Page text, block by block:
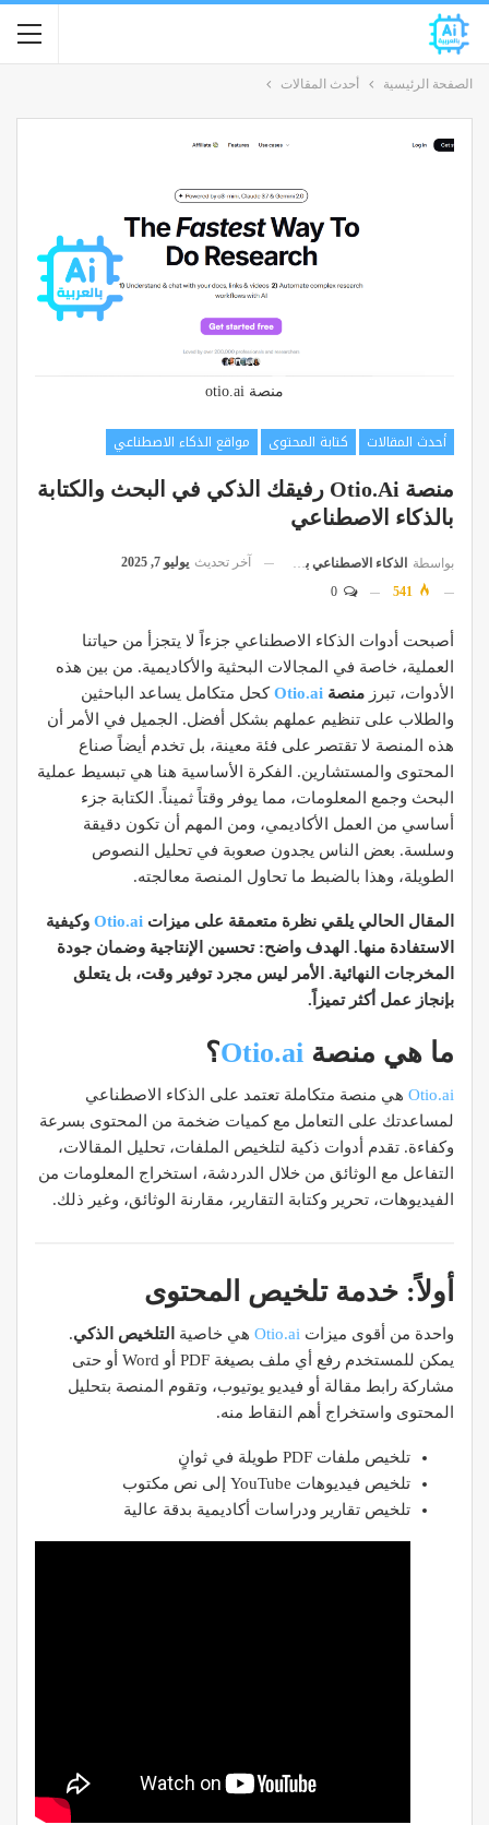
الصفحة الرئيسية أحدث المقالات
منصة otio.ai
أحدث المقالات كتابة المحتوى
مواقع الذكاء الاصطناعي
منصة Otio.ai رفيقك الذكي في البحث والكتابة
بالذكاء الاصطناعي
بواسطة الذكاء الاصطناعي بالعربية آخر تحديث يوليو 7, 2025
أصبحت أدوات الذكاء الاصطناعي جزءاً لا يتجزأ من حياتنا
العملية، خاصة في المجالات البحثية والأكاديمية. من بين هذه
الأدوات، تبرز منصة Otio.aiكحل متكامل يساعد الباحثين
والطلاب على تنظيم عملهم بشكل أفضل. الجميل في الأمر أن
هذه المنصة لا تقتصر على فئة معينة، بل تخدم أيضاً صناع
المحتوى والمستشارين. الفكرة الأساسية هنا هي تبسيط عملية
البحث وجمع المعلومات، مما يوفر وقتاً ثميناً. الكتابة جزء
أساسي من العمل الأكاديمي، ومن المهم أن تكون دقيقة
وسلسة. بعض الناس يجدون صعوبة في تحليل النصوص
الطويلة، وهذا بالضبط ما تحاول المنصة معالجته.
المقال الحالي يلقي نظرة متعمقة على ميزات Otio.ai وكيفية
الاستفادة منها. الهدف واضح: تحسين الإنتاجية وضمان جودة
المخرجات النهائية. الأمر ليس مجرد توفير وقت، بل يتعلق
بإنجاز عمل أكثر تميزاً.
ما هي منصة Otio.ai؟
Otio.ai هي منصة متكاملة تعتمد على الذكاء الاصطناعي
لمساعدتك على التعامل مع كميات ضخمة من المحتوى بسرعة
وكفاءة. تقدم أدوات ذكية لتلخيص الملفات، تحليل المقالات،
التفاعل مع الوثائق من خلال الدردشة، استخراج المعلومات من
الفيديوهات، تحرير وكتابة التقارير، مقارنة الوثائق، وغير ذلك.
أولاً: خدمة تلخيص المحتوى
واحدة من أقوى ميزات Otio.ai هي خاصية التلخيص الذكي.
يمكن للمستخدم رفع أي ملف بصيغة PDF أو Word أو حتى
مشاركة رابط مقالة أو فيديو يوتيوب، وتقوم المنصة بتحليل
المحتوى واستخراج أهم النقاط منه.
تلخيص ملفات PDF طويلة في ثوانٍ
تلخيص فيديوهات YouTube إلى نص مكتوب
تلخيص تقارير ودراسات أكاديمية بدقة عالية